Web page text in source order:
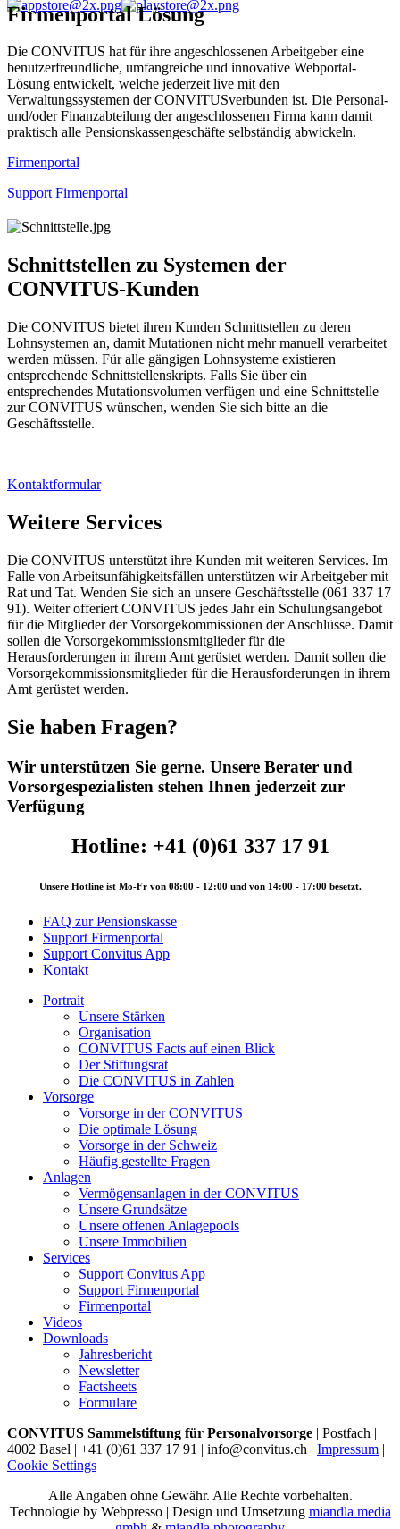
Firmenportal Lösung
Die CONVITUS hat für ihre angeschlossenen Arbeitgeber eine
benutzerfreundliche, umfangreiche und innovative Webportal-
Lösung entwickelt, welche jederzeit live mit den
Verwaltungssystemen der CONVITUSverbunden ist. Die Personal-
und/oder Finanzabteilung der angeschlossenen Firma kann damit
praktisch alle Pensionskassengeschäfte selbständig abwickeln.
Firmenportal
Support Firmenportal
Schnittstellen zu Systemen der
CONVITUS-Kunden
Die CONVITUS bietet ihren Kunden Schnittstellen zu deren
Lohnsystemen an, damit Mutationen nicht mehr manuell verarbeitet
werden müssen. Für alle gängigen Lohnsysteme existieren
entsprechende Schnittstellenskripts. Falls Sie über ein
entsprechendes Mutationsvolumen verfügen und eine Schnittstelle
zur CONVITUS wünschen, wenden Sie sich bitte an die
Geschäftsstelle.
Kontaktformular
Weitere Services
Die CONVITUS unterstützt ihre Kunden mit weiteren Services. Im
Falle von Arbeitsunfähigkeitsfällen unterstützen wir Arbeitgeber mit
Rat und Tat. Wenden Sie sich an unsere Geschäftsstelle (061 337 17
91). Weiter offeriert CONVITUS jedes Jahr ein Schulungsangebot
für die Mitglieder der Vorsorgekommissionen der Anschlüsse. Damit
sollen die Vorsorgekommissionsmitglieder für die
Herausforderungen in ihrem Amt gerüstet werden. Damit sollen die
Vorsorgekommissionsmitglieder für die Herausforderungen in ihrem
Amt gerüstet werden.
Sie haben Fragen?
Wir unterstützen Sie gerne. Unsere Berater und
Vorsorgespezialisten stehen Ihnen jederzeit zur
Verfügung
Hotline: +41 (0)61 337 17 91
Unsere Hotline ist Mo-Fr von 08:00 - 12:00 und von 14:00 - 17:00 besetzt.
FAQ zur Pensionskasse
Support Firmenportal
Support Convitus App
Kontakt
Portrait
Unsere Stärken
Organisation
CONVITUS Facts auf einen Blick
Der Stiftungsrat
Die CONVITUS in Zahlen
Vorsorge
Vorsorge in der CONVITUS
Die optimale Lösung
Vorsorge in der Schweiz
Häufig gestellte Fragen
Anlagen
Vermögensanlagen in der CONVITUS
Unsere Grundsätze
Unsere offenen Anlagepools
Unsere Immobilien
Services
Support Convitus App
Support Firmenportal
Firmenportal
Videos
Downloads
Jahresbericht
Newsletter
Factsheets
Formulare
CONVITUS Sammelstiftung für Personalvorsorge | Postfach |
4002 Basel | +41 (0)61 337 17 91 | info@convitus.ch | Impressum |
Cookie Settings
Alle Angaben ohne Gewähr. Alle Rechte vorbehalten.
Technologie by Webpresso | Design und Umsetzung miandla media